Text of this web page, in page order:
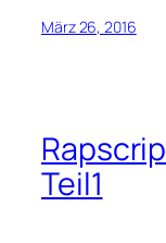
März 26, 2016
Teil1